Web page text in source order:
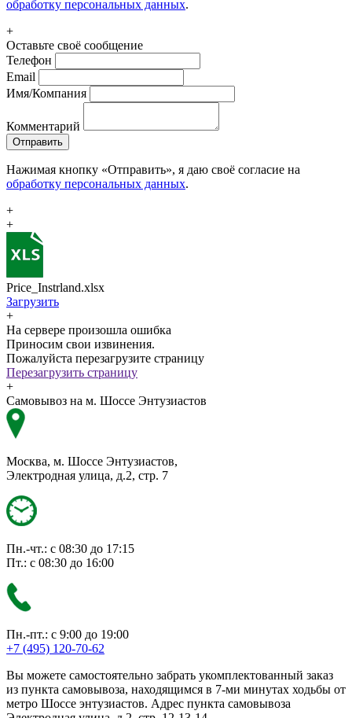
обработку персональных данных.
+
Оставьте своё сообщение
Телефон
Email
Имя/Компания
Комментарий
Отправить
Нажимая кнопку «Отправить», я даю своё согласие на
обработку персональных данных.
+
+
Price_Instrland.xlsx
Загрузить
+
На сервере произошла ошибка
Приносим свои извинения.
Пожалуйста перезагрузите страницу
Перезагрузить страницу
+
Самовывоз на м. Шоссе Энтузиастов
Москва, м. Шоссе Энтузиастов,
Электродная улица, д.2, стр. 7
Пн.-чт.: с 08:30 до 17:15
Пт.: с 08:30 до 16:00
Пн.-пт.: с 9:00 до 19:00
+7 (495) 120-70-62
Вы можете самостоятельно забрать укомплектованный заказ
из пункта самовывоза, находящимся в 7-ми минутах ходьбы от
метро Шоссе энтузиастов. Адрес пункта самовывоза